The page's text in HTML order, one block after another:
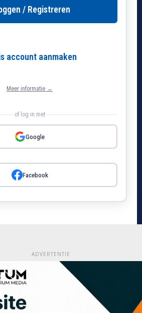
/ Registreren
account aanmaken
Meer informatie →
of log in met
Google
Facebook
ADVERTENTIE